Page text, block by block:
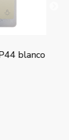
blanco